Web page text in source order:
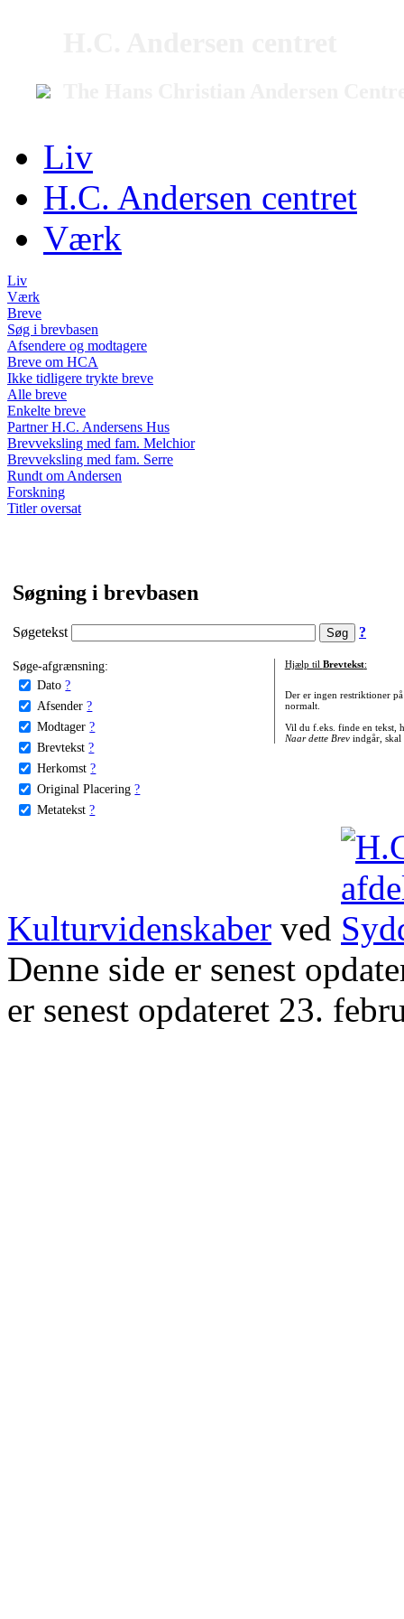
Liv
H.C. Andersen centret
Værk
Liv
Værk
Breve
Søg i brevbasen
Afsendere og modtagere
Breve om HCA
Ikke tidligere trykte breve
Alle breve
Enkelte breve
Partner H.C. Andersens Hus
Brevveksling med fam. Melchior
Brevveksling med fam. Serre
Rundt om Andersen
Forskning
Titler oversat
Søgning i brevbasen
Søgetekst ?
Søge-afgrænsning:
Dato ?
Afsender ?
Modtager ?
Brevtekst ?
Herkomst ?
Original Placering ?
Metatekst ?
Hjælp til Brevtekst:
Der er ingen restriktioner
normalt.
Vil du f.eks. finde en tekst,
Naar dette Brevindgår, skal
Kulturvidenskaber ved
Denne side er senest
er senest opdateret 23.